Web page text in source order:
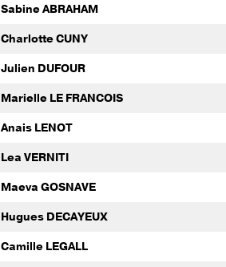
Sabine ABRAHAM
Charlotte CUNY
Julien DUFOUR
Marielle LE FRANCOIS
Anais LENOT
Lea VERNITI
Maeva GOSNAVE
Hugues DECAYEUX
Camille LEGALL